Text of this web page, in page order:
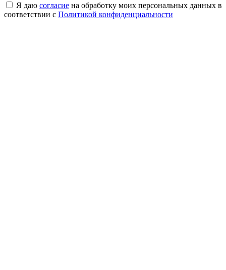
Я даю согласие на обработку моих персональных данных в
соответствии с Политикой конфиденциальности